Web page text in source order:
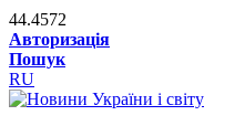
44.4572
Авторизація
Пошук
RU